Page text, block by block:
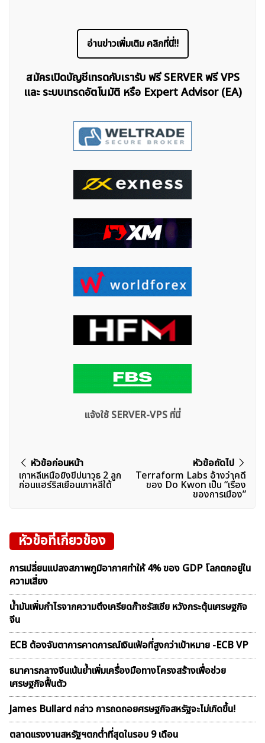
ค้นหา
อ่านข่าวเพิ่มเติม คลิกที่นี่!!
สมัครเปิดบัญชีเทรดกับเรารับ ฟรี SERVER ฟรี VPS
และ ระบบเทรดอัตโนมัติ หรือ Expert Advisor (EA)
แจ้งใช้ SERVER-VPS ที่นี่
แนะแนว
เรื่อง
หัวข้อก่อนหน้า
เกาหลีเหนือยิงขีปนาวุธ 2 ลูก
ก่อนแฮร์ริสเยือนเกาหลีใต้
หัวข้อถัดไป
Terraform Labs อ้างว่าคดี
ของ Do Kwon เป็น “เรื่อง
ของการเมือง”
หัวข้อที่เกี่ยวข้อง
การเปลี่ยนแปลงสภาพภูมิอากาศทำให้ 4% ของ GDP โลกตกอยู่ใน
ความเสี่ยง
น้ำมันเพิ่มกำไรจากความตึงเครียดก๊าซรัสเซีย หวังกระตุ้นเศรษฐกิจ
จีน
ECB ต้องจับตาการคาดการณ์เงินเฟ้อที่สูงกว่าเป้าหมาย -ECB VP
ธนาคารกลางจีนเน้นย้ำเพิ่มเครื่องมือทางโครงสร้างเพื่อช่วย
เศรษฐกิจฟื้นตัว
James Bullard กล่าว การถดถอยศรษฐกิจสหรัฐจะไม่เกิดขึ้น!
ตลาดเเรงงานสหรัฐฯตกต่ำที่สุดในรอบ 9 เดือน